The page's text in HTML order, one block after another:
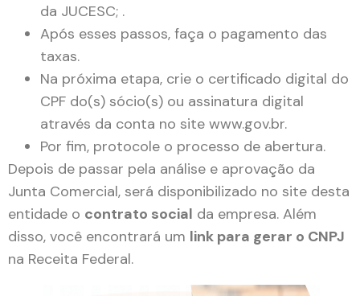
da JUCESC; .
Após esses passos, faça o pagamento das
taxas.
Na próxima etapa, crie o certificado digital do
CPF do(s) sócio(s) ou assinatura digital
através da conta no site www.gov.br.
Por fim, protocole o processo de abertura.
Depois de passar pela análise e aprovação da
Junta Comercial, será disponibilizado no site desta
entidade o contrato social da empresa. Além
disso, você encontrará um link para gerar o CNPJ
na Receita Federal.